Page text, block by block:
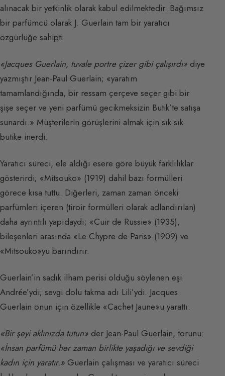
alınacak bir yetkinlik olarak kabul edilmektedir. Bağımsız
bir parfümcü olarak J. Guerlain tam bir yaratıcı
özgürlüğe sahipti.
«Jacques Guerlain, tuvale portre çizer gibi çalışırdı» diye
yazmıştır Jean-Paul Guerlain; «yaratım
tamamlandığında, bir ressam çerçeve seçer gibi bir
şişe seçer ve yeni parfümü gecikmeksizin Butik’te satışa
sunardı.» Müşterilerin görüşlerini almak için sık sık
butike inerdi.
Yaratıcı süreci, ele aldığı esere göre büyük farklılıklar
gösterirdi; «Mitsouko» (1919) dahil bazı formülleri
görece kısa tuttu. Diğerleri, zaman zaman önceki
parfümleri içeren (tiroir formülleri olarak adlandırılan)
daha ayrıntılı yapıdaydı; «Cuir de Russie» (1935),
bileşenleri arasında «Le Chypre de Paris» (1909) ve
«Mitsouko»yu barındırır.
Guerlain’in sadık ilham perisi olduğu söylenen eşi
Andrée’ydi; sevgi dolu takma adı Lili’ydi. Jacques
Guerlain onun için özellikle «Cachet Jaune»u yarattı.
«Bir şeyi aklınızda tutun» der Jean-Paul Guerlain, torunu:
«İnsan parfümü her zaman birlikte yaşadığı ve sevdiği
kadın için yaratır.» Guerlain çalışması ve yaratıcı süreci